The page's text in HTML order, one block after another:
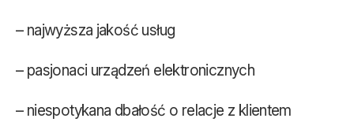
– najwyższa jakość usług
– pasjonaci urządzeń elektronicznych
– niespotykana dbałość o relacje z klientem